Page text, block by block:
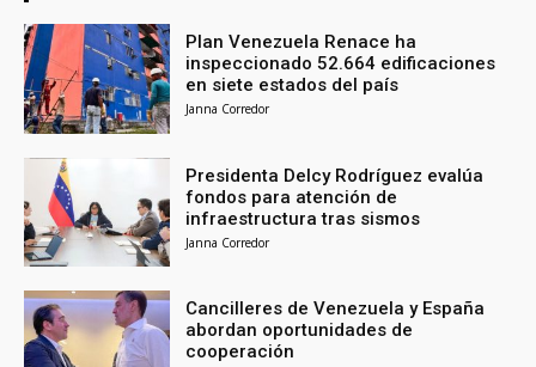
Plan Venezuela Renace ha
inspeccionado 52.664 edificaciones
en siete estados del país
Janna Corredor
Presidenta Delcy Rodríguez evalúa
fondos para atención de
infraestructura tras sismos
Janna Corredor
Cancilleres de Venezuela y España
abordan oportunidades de
cooperación